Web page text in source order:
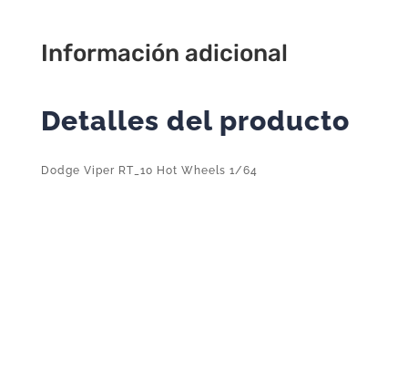
Información adicional
Detalles del producto
Dodge Viper RT_10 Hot Wheels 1/64